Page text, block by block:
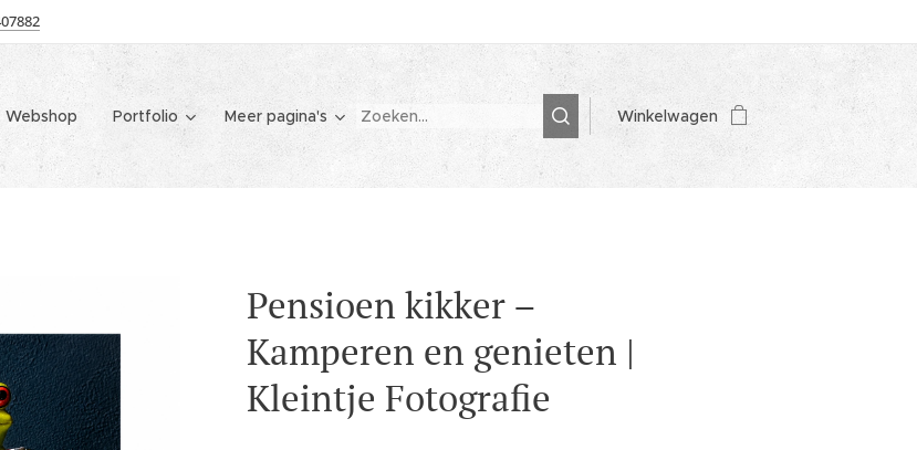
Webshop Portfolio Meer pagina's Winkelwagen
Pensioen kikker –
Kamperen en genieten |
Kleintje Fotografie